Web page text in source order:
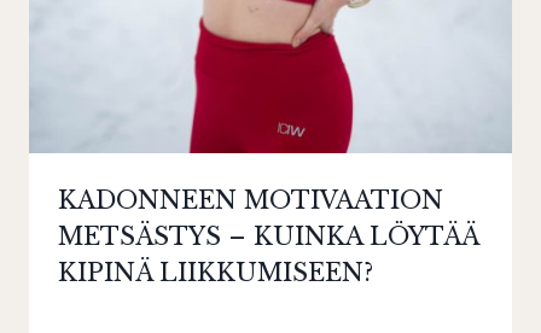
KADONNEEN MOTIVAATION
METSÄSTYS – KUINKA LÖYTÄÄ
KIPINÄ LIIKKUMISEEN?